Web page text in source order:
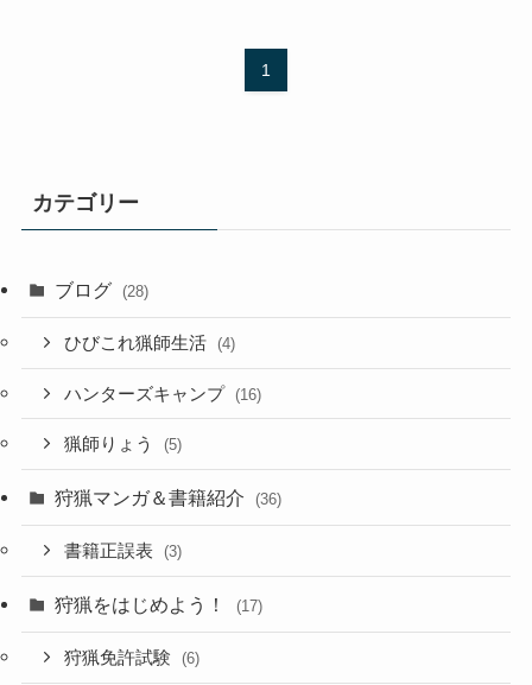
1
カテゴリー
ブログ (28)
ひびこれ猟師生活 (4)
ハンターズキャンプ (16)
猟師りょう (5)
狩猟マンガ＆書籍紹介 (36)
書籍正誤表 (3)
狩猟をはじめよう！ (17)
狩猟免許試験 (6)